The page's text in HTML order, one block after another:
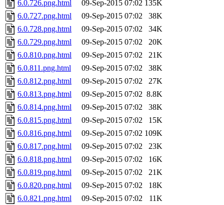
6.0.726.png.html 09-Sep-2015 07:02 135K
6.0.727.png.html
09-Sep-2015 07:02
38K
6.0.728.png.html
09-Sep-2015 07:02
34K
6.0.729.png.html
09-Sep-2015 07:02
20K
6.0.810.png.html
09-Sep-2015 07:02
21K
6.0.811.png.html
09-Sep-2015 07:02
38K
6.0.812.png.html
09-Sep-2015 07:02
27K
6.0.813.png.html
09-Sep-2015 07:02 8.8K
6.0.814.png.html
09-Sep-2015 07:02
38K
6.0.815.png.html
09-Sep-2015 07:02
15K
6.0.816.png.html
09-Sep-2015 07:02 109K
6.0.817.png.html
09-Sep-2015 07:02
23K
6.0.818.png.html
09-Sep-2015 07:02
16K
6.0.819.png.html
09-Sep-2015 07:02
21K
6.0.820.png.html
09-Sep-2015 07:02
18K
6.0.821.png.html
09-Sep-2015 07:02
11K